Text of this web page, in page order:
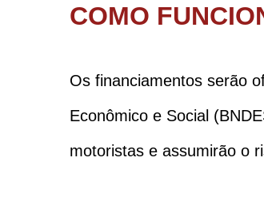
COMO
Os financiamentos serão
Econômico e Social
motoristas e assumirão o